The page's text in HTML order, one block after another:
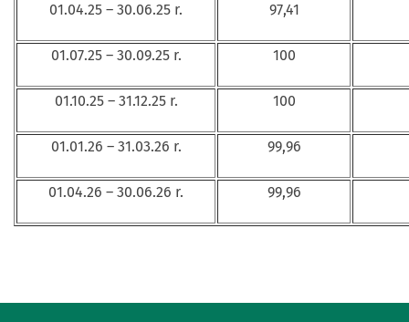
01.04.25 – 30.06.25 r. 97,41
01.07.25 – 30.09.25 r. 100
01.10.25 – 31.12.25 r. 100
01.01.26 – 31.03.26 r. 99,96
01.04.26 – 30.06.26 r. 99,96